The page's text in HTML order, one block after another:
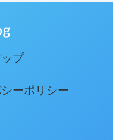
プ
ーポリシー